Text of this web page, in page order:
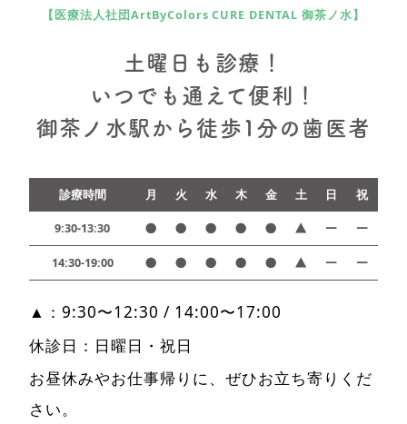
【医療法人社団ArtByColors CURE DENTAL 御茶ノ水】
土曜日も診療！
いつでも通えて便利！
御茶ノ水駅から徒歩1分の歯医者
診療時間 月 火 水 木 金 土 日 祝
9:30-13:30
14:30-19:00
▲：9:30〜12:30 / 14:00〜17:00
休診日：日曜日・祝日
お昼休みやお仕事帰りに、ぜひお立ち寄りくだ
さい。